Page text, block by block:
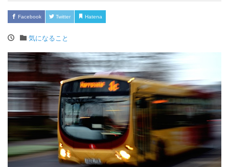
Facebook Twitter Hatena
気になること